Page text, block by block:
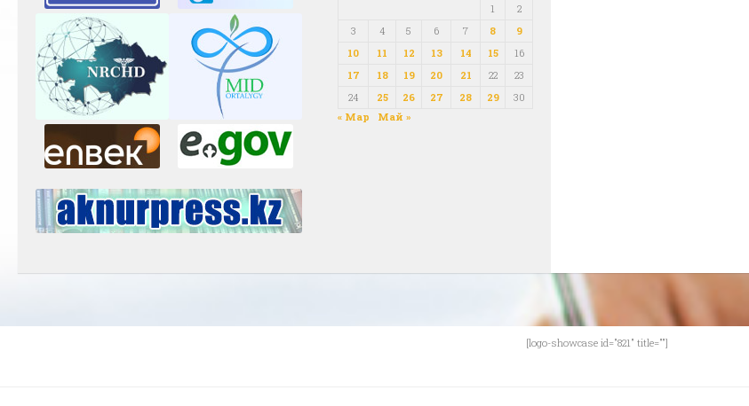
1
2
3
4 5 6 7 8
9
10
11 12 13 14 15
16
17
18 19 20 21 22
23
24
25 26 27 28 29
30
« Мар
Май »
[logo-showcase id="821" title=""]